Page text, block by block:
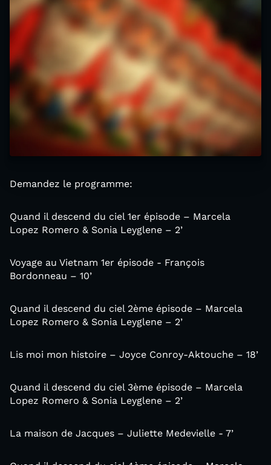
Demandez le programme:
Quand il descend du ciel 1er épisode – Marcela
Lopez Romero & Sonia Leyglene – 2’
Voyage au Vietnam 1er épisode - François
Bordonneau – 10’
Quand il descend du ciel 2ème épisode – Marcela
Lopez Romero & Sonia Leyglene – 2’
Lis moi mon histoire – Joyce Conroy-Aktouche – 18’
Quand il descend du ciel 3ème épisode – Marcela
Lopez Romero & Sonia Leyglene – 2’
La maison de Jacques – Juliette Medevielle - 7’